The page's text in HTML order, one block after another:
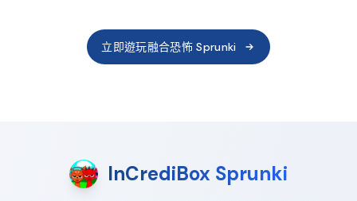
立即遊玩融合恐怖 Sprunki
InCrediBox Sprunki